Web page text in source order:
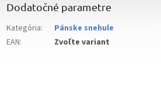
Dodatočné parametre
Kategória:
Pánske snehule
EAN: Zvoľte variant